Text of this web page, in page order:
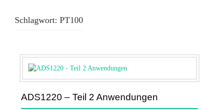
Schlagwort: PT100
ADS1220 – Teil 2 Anwendungen